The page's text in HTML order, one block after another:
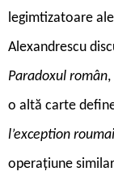
legimtizatoare
Alexandrescu
Paradoxul român
o altă carte
l’exception
operațiune